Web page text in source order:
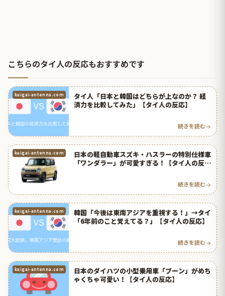
こちらのタイ人の反応もおすすめです
kaigai-antenna.com
タイ人「日本と韓国はどちらが上なのか？ 経
済力を比較してみた」【タイ人の反応】
続きを読む
kaigai-antenna.com
日本の軽自動車スズキ・ハスラーの特別仕様車
「ワンダラー」が可愛すぎる！【タイ人の反
続きを読む
kaigai-antenna.com
韓国「今後は東南アジアを重視する！」→タイ
「6年前のこと覚えてる？」【タイ人の反応】
続きを読む
kaigai-antenna.com
日本のダイハツの小型乗用車「ブーン」がめち
ゃくちゃ可愛い！【タイ人の反応】